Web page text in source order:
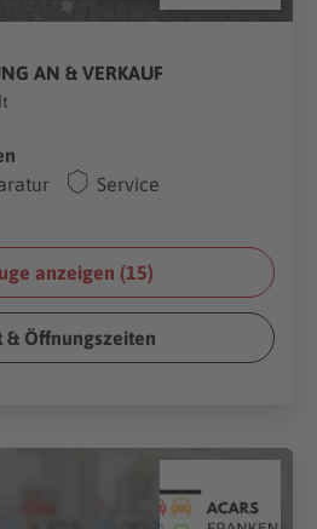
AN & VERKAUF
Service
anzeigen (15)
& Öffnungszeiten